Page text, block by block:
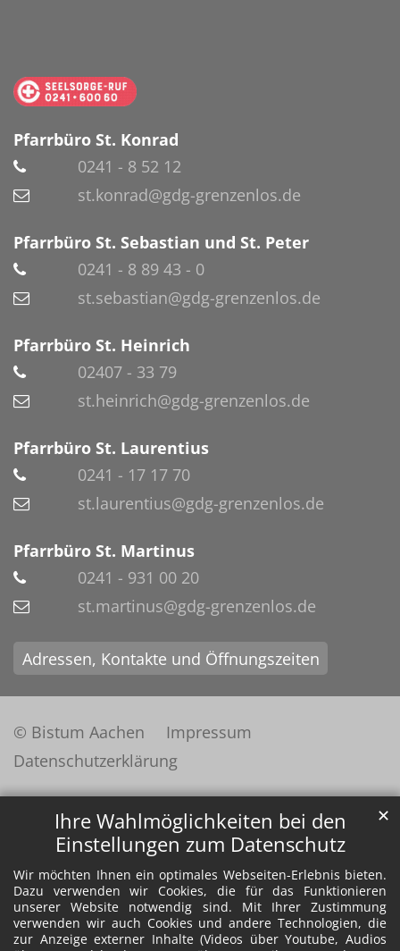
Ihre Wahlmöglichkeiten bei den
Einstellungen zum Datenschutz
Wir möchten Ihnen ein optimales Webseiten-Erlebnis bieten.
Dazu verwenden wir Cookies, die für das Funktionieren
unserer Website notwendig sind. Mit Ihrer Zustimmung
verwenden wir auch Cookies und andere Technologien, die
zur Anzeige externer Inhalte (Videos über Youtube, Audios
✕
Pfarrbüro St. Konrad
0241 - 8 52 12
st.konrad@gdg-grenzenlos.de
Pfarrbüro St. Sebastian und St. Peter
0241 - 8 89 43 - 0
st.sebastian@gdg-grenzenlos.de
Pfarrbüro St. Heinrich
02407 - 33 79
st.heinrich@gdg-grenzenlos.de
Pfarrbüro St. Laurentius
0241 - 17 17 70
st.laurentius@gdg-grenzenlos.de
Pfarrbüro St. Martinus
0241 - 931 00 20
st.martinus@gdg-grenzenlos.de
Adressen, Kontakte und Öffnungszeiten
© Bistum Aachen
Impressum
Datenschutzerklärung